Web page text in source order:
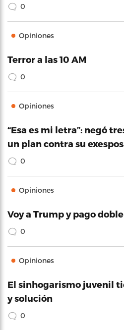
0
Opiniones
Terror a las 10 AM
0
Opiniones
“Esa es mi letra”: negó
un plan contra su
0
Opiniones
Voy a Trump y pago doble
0
Opiniones
El sinhogarismo juvenil
y solución
0